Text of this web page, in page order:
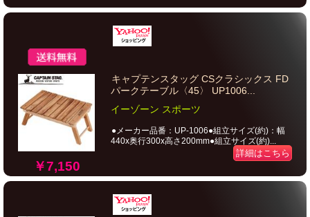
￥7,150
キャプテンスタッグ CSクラシックス FD
パークテーブル〈45〉 UP1006...
イーゾーン スポーツ
●メーカー品番：UP-1006●組立サイズ(約)：幅
440x奥行300x高さ200mm●組立サイズ(約)...
詳細はこちら